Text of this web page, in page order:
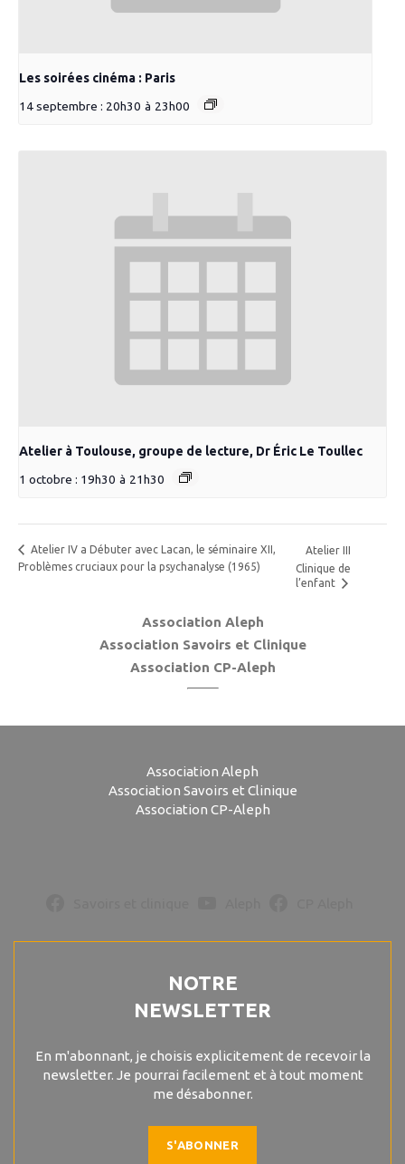
Les soirées cinéma : Paris
14 septembre : 20h30 à 23h00
Atelier à Toulouse, groupe de lecture, Dr Éric Le Toullec
1 octobre : 19h30 à 21h30
Atelier IV a Débuter avec Lacan, le séminaire XII,
Problèmes cruciaux pour la psychanalyse (1965)
Atelier III
Clinique de
l’enfant
Association Aleph
Association Savoirs et Clinique
Association CP-Aleph
Association Aleph
Association Savoirs et Clinique
Association CP-Aleph
NOTRE
NEWSLETTER
En m'abonnant, je choisis explicitement de recevoir la
newsletter. Je pourrai facilement et à tout moment
me désabonner.
S'ABONNER